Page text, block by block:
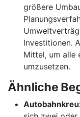
größere
Investitionen.
Mittel, um alle
umzusetzen.
Ähnliche